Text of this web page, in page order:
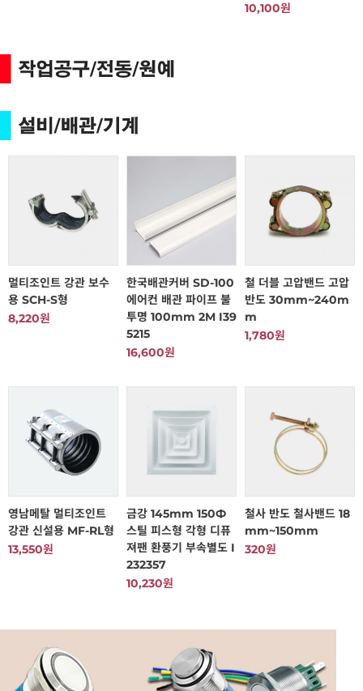
10,100원
멀티조인트 강관 보수
용 SCH-S형
8,220원
한국배관커버 SD-100
에어컨 배관 파이프 불
투명 100mm 2M I39
5215
16,600원
철 더블 고압밴드 고압
반도 30mm~240m
m
1,780원
영남메탈 멀티조인트
강관 신설용 MF-RL형
13,550원
금강 145mm 150Ф
스틸 피스형 각형 디퓨
져팬 환풍기 부속별도 I
232357
10,230원
철사 반도 철사밴드 18
mm~150mm
320원